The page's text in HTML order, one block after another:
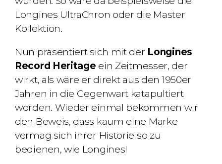
Longines UltraChron oder die Master
Kollektion.
Nun präsentiert sich mit der Longines
Record Heritage ein Zeitmesser, der
wirkt, als wäre er direkt aus den 1950er
Jahren in die Gegenwart katapultiert
worden. Wieder einmal bekommen wir
den Beweis, dass kaum eine Marke
vermag sich ihrer Historie so zu
bedienen, wie Longines!